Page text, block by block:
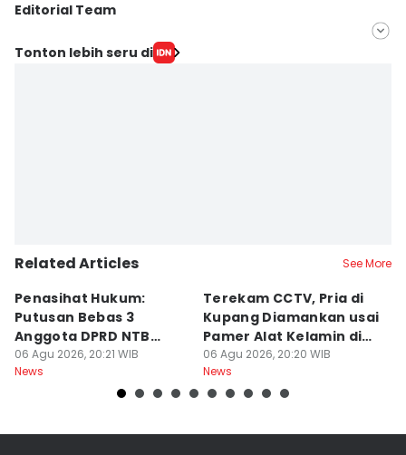
Editorial Team
Editor
Tonton lebih seru di
Related Articles See More
Penasihat Hukum:
Putusan Bebas 3
Anggota DPRD NTB
Bersifat Final
06 Agu 2026, 20:21 WIB
News
Terekam CCTV, Pria di
Kupang Diamankan usai
Pamer Alat Kelamin di
Kios
06 Agu 2026, 20:20 WIB
News